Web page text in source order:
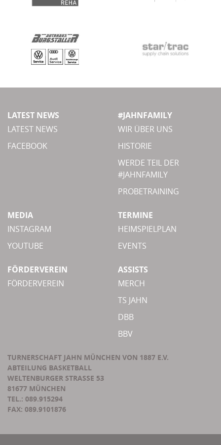
LATEST NEWS
LATEST NEWS
FACEBOOK
#JAHNFAMILY
WIR ÜBER UNS
HISTORIE
WERDE TEIL DER
#JAHNFAMILY
PROBETRAINING
MEDIA
INSTAGRAM
YOUTUBE
TERMINE
HEIMSPIELPLAN
EVENTS
FÖRDERVEREIN
FÖRDERVEREIN
ASSISTS
MERCH
TS JAHN
DBB
BBV
TURNERSCHAFT JAHN MÜNCHEN VON 1887 E.V.
ABTEILUNG BASKETBALL
WELTENBURGER STRASSE 53
81677 MÜNCHEN
TEL.: 089.915294
FAX: 089.9101876